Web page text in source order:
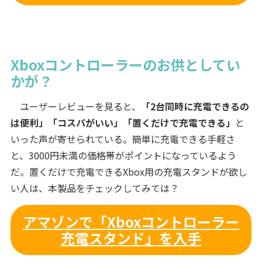
Xboxコントローラーのお供としてい
かが？
ユーザーレビューを見ると、
「2台同時に充電できるの
は便利」「コスパがいい」「置くだけで充電できる」 と
いった声が寄せられている。簡単に充電できる手軽さ
と、3000円未満の価格帯がポイントになっているよう
だ。置くだけで充電できるXbox用の充電スタンドが欲し
い人は、本製品をチェックしてみては？
アマゾンで「Xboxコントローラー
充電スタンド」を入手